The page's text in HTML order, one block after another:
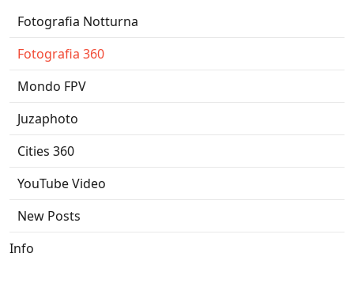
Fotografia Notturna
Fotografia 360
Mondo FPV
Juzaphoto
Cities 360
YouTube Video
New Posts
Info